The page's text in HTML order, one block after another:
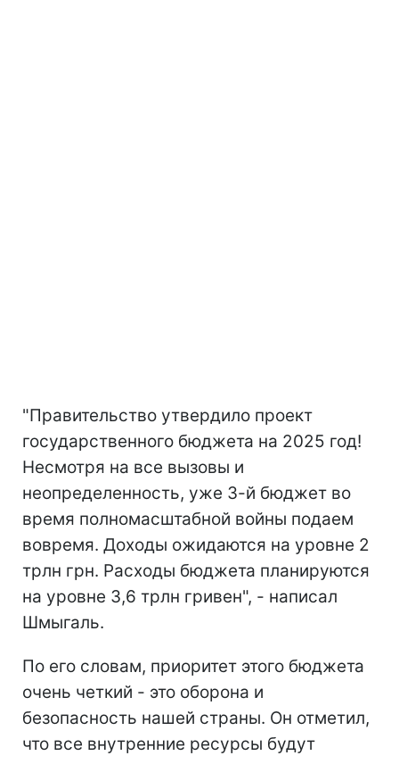
"Правительство утвердило проект
государственного бюджета на 2025 год!
Несмотря на все вызовы и
неопределенность, уже 3-й бюджет во
время полномасштабной войны подаем
вовремя. Доходы ожидаются на уровне 2
трлн грн. Расходы бюджета планируются
на уровне 3,6 трлн гривен", - написал
Шмыгаль.
По его словам, приоритет этого бюджета
очень четкий - это оборона и
безопасность нашей страны. Он отметил,
что все внутренние ресурсы будут